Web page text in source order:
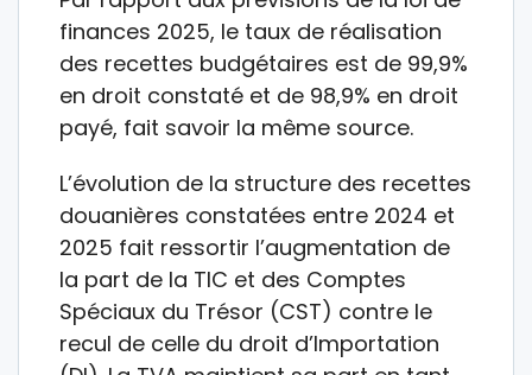
finances 2025, le taux de réalisation
des recettes budgétaires est de 99,9%
en droit constaté et de 98,9% en droit
payé, fait savoir la même source.
L’évolution de la structure des recettes
douanières constatées entre 2024 et
2025 fait ressortir l’augmentation de
la part de la TIC et des Comptes
Spéciaux du Trésor (CST) contre le
recul de celle du droit d’Importation